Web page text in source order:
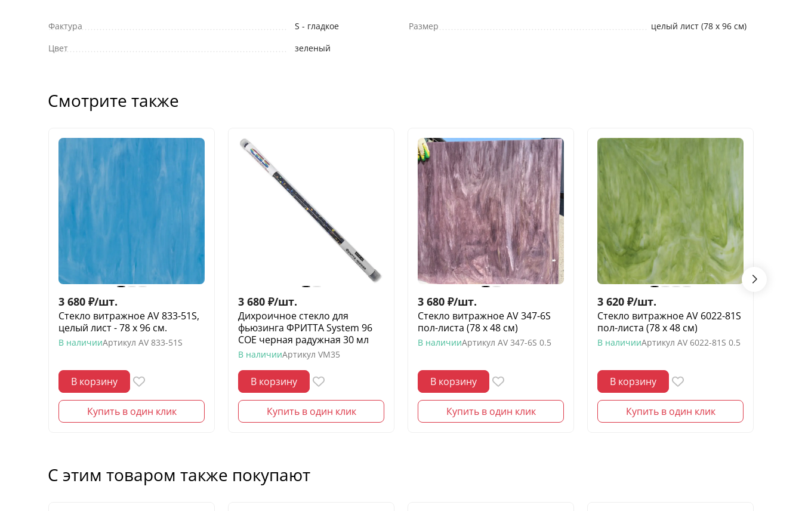
Фактура
S - гладкое
Цвет
зеленый
Размер целый лист (78 х 96 см)
Смотрите также
3 680 ₽/шт.
Стекло витражное AV 833-51S,
целый лист - 78 х 96 cм.
В наличииАртикул AV 833-51S
В корзину
Купить в один клик
3 680 ₽/шт.
Дихроичное стекло для
фьюзинга ФРИТТА System 96
СОЕ черная радужная 30 мл
В наличииАртикул VM35
В корзину
Купить в один клик
3 680 ₽/шт.
Стекло витражное AV 347-6S
пол-листа (78 х 48 см)
В наличииАртикул AV 347-6S 0.5
В корзину
Купить в один клик
3 620 ₽/шт.
Стекло витражное AV 6022-81S
пол-листа (78 х 48 см)
В наличииАртикул AV 6022-81S 0.5
В корзину
Купить в один клик
С этим товаром также покупают